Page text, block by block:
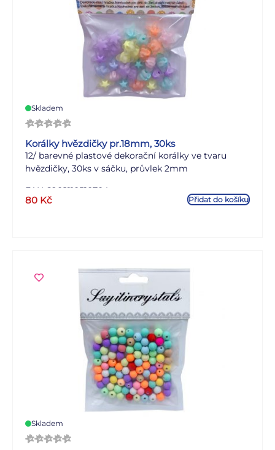
Skladem
Korálky hvězdičky pr.18mm, 30ks
12/ barevné plastové dekorační korálky ve tvaru
hvězdičky, 30ks v sáčku, průvlek 2mm
EAN 6902110510704
80 Kč Přidat do košíku
Skladem